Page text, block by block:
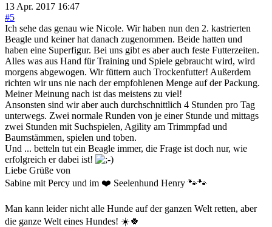
13 Apr. 2017 16:47
#5
Ich sehe das genau wie Nicole. Wir haben nun den 2. kastrierten
Beagle und keiner hat danach zugenommen. Beide hatten und
haben eine Superfigur. Bei uns gibt es aber auch feste Futterzeiten.
Alles was aus Hand für Training und Spiele gebraucht wird, wird
morgens abgewogen. Wir füttern auch Trockenfutter! Außerdem
richten wir uns nie nach der empfohlenen Menge auf der Packung.
Meiner Meinung nach ist das meistens zu viel!
Ansonsten sind wir aber auch durchschnittlich 4 Stunden pro Tag
unterwegs. Zwei normale Runden von je einer Stunde und mittags
zwei Stunden mit Suchspielen, Agility am Trimmpfad und
Baumstämmen, spielen und toben.
Und ... betteln tut ein Beagle immer, die Frage ist doch nur, wie
erfolgreich er dabei ist!
Liebe Grüße von
Sabine mit Percy und im ❤️ Seelenhund Henry 🐾🐾
Man kann leider nicht alle Hunde auf der ganzen Welt retten, aber
die ganze Welt eines Hundes! ☀️🍀